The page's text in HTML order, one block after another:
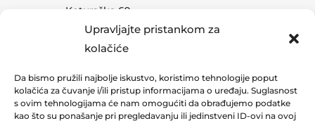
Upravljajte pristankom za
kolačiće
Da bismo pružili najbolje iskustvo, koristimo tehnologije poput
kolačića za čuvanje i/ili pristup informacijama o uređaju. Suglasnost
s ovim tehnologijama će nam omogućiti da obrađujemo podatke
kao što su ponašanje pri pregledavanju ili jedinstveni ID-ovi na ovoj
Koturaška 69
10000 Zagreb, Hrvatska